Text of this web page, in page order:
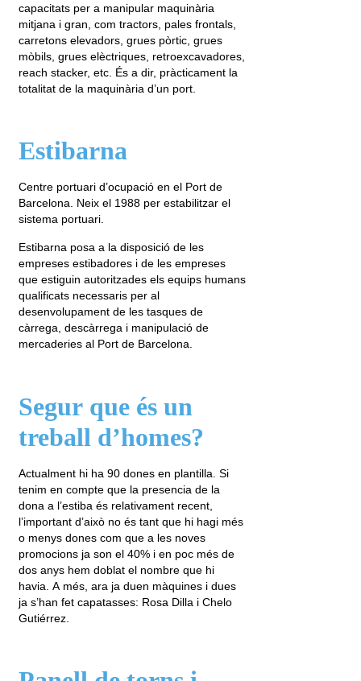
capacitats per a manipular maquinària
mitjana i gran, com tractors, pales frontals,
carretons elevadors, grues pòrtic, grues
mòbils, grues elèctriques, retroexcavadores,
reach stacker, etc. És a dir, pràcticament la
totalitat de la maquinària d’un port.
Estibarna
Centre portuari d’ocupació en el Port de
Barcelona. Neix el 1988 per estabilitzar el
sistema portuari.
Estibarna posa a la disposició de les
empreses estibadores i de les empreses
que estiguin autoritzades els equips humans
qualificats necessaris per al
desenvolupament de les tasques de
càrrega, descàrrega i manipulació de
mercaderies al Port de Barcelona.
Segur que és un
treball d’homes?
Actualment hi ha 90 dones en plantilla. Si
tenim en compte que la presencia de la
dona a l’estiba és relativament recent,
l’important d’això no és tant que hi hagi més
o menys dones com que a les noves
promocions ja son el 40% i en poc més de
dos anys hem doblat el nombre que hi
havia. A més, ara ja duen màquines i dues
ja s’han fet capatasses: Rosa Dilla i Chelo
Gutiérrez.